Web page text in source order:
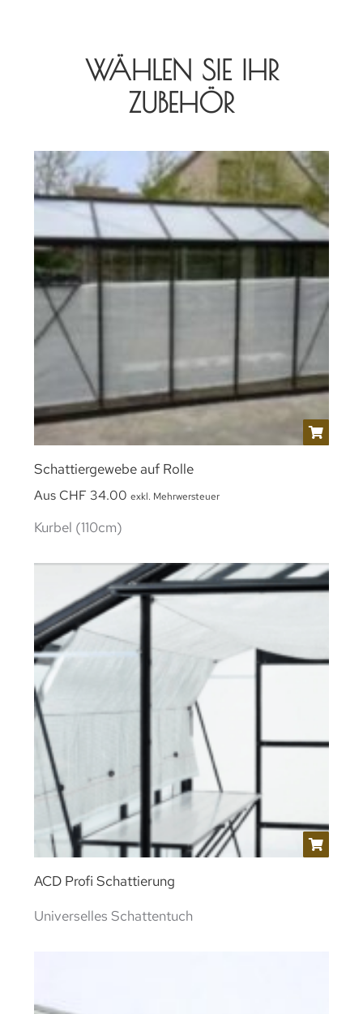
WÄHLEN SIE IHR
ZUBEHÖR
Schattiergewebe auf Rolle
Aus CHF 34.00 exkl. Mehrwersteuer
Kurbel (110cm)
ACD Profi Schattierung
Universelles Schattentuch